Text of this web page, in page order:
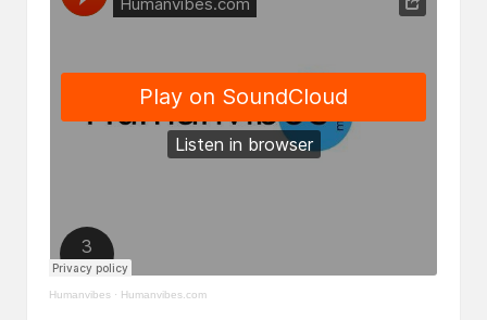
Humanvibes · Humanvibes.com